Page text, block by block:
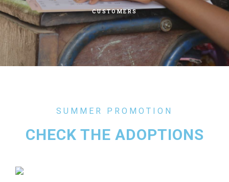
CUSTOMERS
SUMMER PROMOTION
CHECK THE ADOPTIONS